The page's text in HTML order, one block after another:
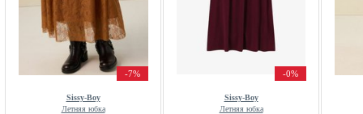
-7%
Sissy-Boy
Летняя юбка
-0%
Sissy-Boy
Летняя юбка